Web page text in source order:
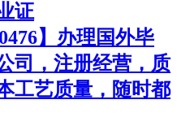
证
】办理国外毕
司，注册经营，质
工艺质量，随时都